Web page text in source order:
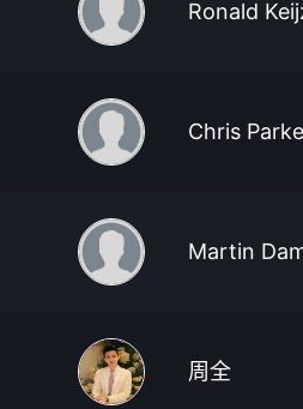
Ronald
Chris
Martin
周全